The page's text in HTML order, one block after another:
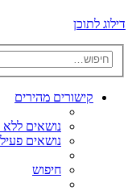
דילוג לתוכן
קישורים מהירים
נושאים ללא
נושאים
חיפוש